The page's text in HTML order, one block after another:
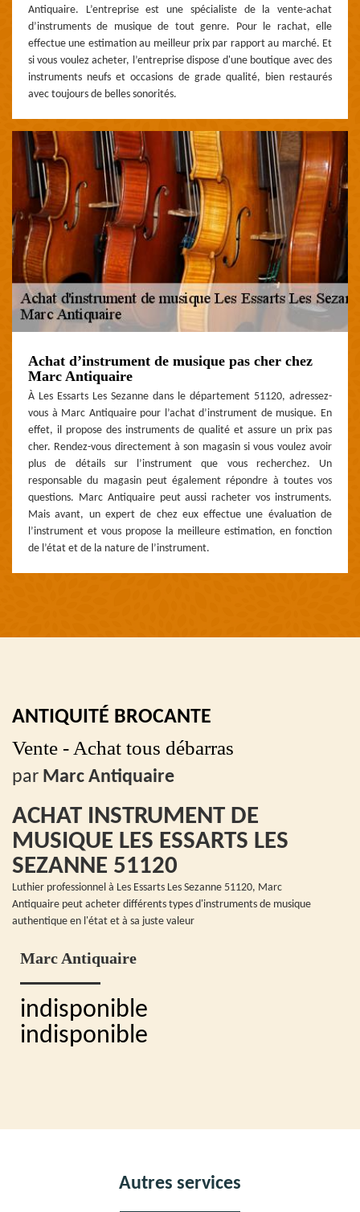
Antiquaire. L’entreprise est une spécialiste de la vente-achat
d’instruments de musique de tout genre. Pour le rachat, elle
effectue une estimation au meilleur prix par rapport au marché. Et
si vous voulez acheter, l’entreprise dispose d'une boutique avec des
instruments neufs et occasions de grade qualité, bien restaurés
avec toujours de belles sonorités.
Achat d’instrument de musique pas cher chez
Marc Antiquaire
À Les Essarts Les Sezanne dans le département 51120, adressez-
vous à Marc Antiquaire pour l’achat d’instrument de musique. En
effet, il propose des instruments de qualité et assure un prix pas
cher. Rendez-vous directement à son magasin si vous voulez avoir
plus de détails sur l’instrument que vous recherchez. Un
responsable du magasin peut également répondre à toutes vos
questions. Marc Antiquaire peut aussi racheter vos instruments.
Mais avant, un expert de chez eux effectue une évaluation de
l’instrument et vous propose la meilleure estimation, en fonction
de l’état et de la nature de l’instrument.
ANTIQUITÉ BROCANTE
Vente - Achat tous débarras
par Marc Antiquaire
ACHAT INSTRUMENT DE
MUSIQUE LES ESSARTS LES
SEZANNE 51120
Luthier professionnel à Les Essarts Les Sezanne 51120, Marc
Antiquaire peut acheter différents types d'instruments de musique
authentique en l'état et à sa juste valeur
Marc Antiquaire
indisponible
indisponible
Autres services